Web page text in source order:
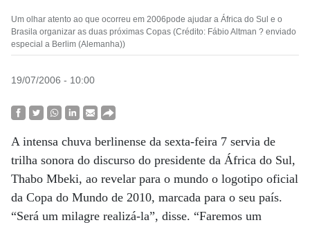
Um olhar atento ao que ocorreu em 2006pode ajudar a África do Sul e o
Brasila organizar as duas próximas Copas (Crédito: Fábio Altman ? enviado
especial a Berlim (Alemanha))
19/07/2006 - 10:00
A intensa chuva berlinense da sexta-feira 7 servia de
trilha sonora do discurso do presidente da África do Sul,
Thabo Mbeki, ao revelar para o mundo o logotipo oficial
da Copa do Mundo de 2010, marcada para o seu país.
“Será um milagre realizá-la”, disse. “Faremos um